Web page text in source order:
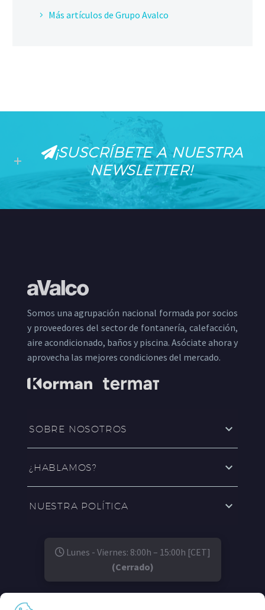
Más artículos de Grupo Avalco
¡SUSCRÍBETE A NUESTRA
NEWSLETTER!
Somos una agrupación nacional formada por socios
y proveedores del sector de fontanería, calefacción,
aire acondicionado, baños y piscina. Asóciate ahora y
aprovecha las mejores condiciones del mercado.
SOBRE NOSOTROS
¿HABLAMOS?
NUESTRA POLÍTICA
Lunes - Viernes: 8:00h – 15:00h [CET]
(Cerrado)